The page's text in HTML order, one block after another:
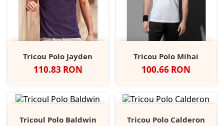
Tricou Polo Jayden
Pret
110.83 RON
Tricou Polo Mihai
Pret
100.66 RON
Tricoul Polo Baldwin Tricou Polo Calderon